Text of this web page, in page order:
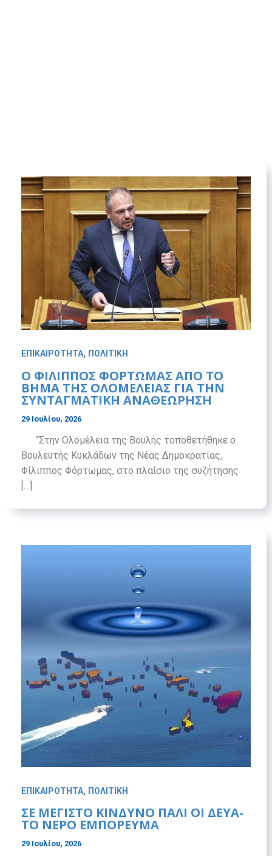
ΕΠΙΚΑΙΡΟΤΗΤΑ, ΠΟΛΙΤΙΚΗ
Ο ΦΊΛΙΠΠΟΣ ΦΌΡΤΩΜΑΣ ΑΠΌ ΤΟ
ΒΉΜΑ ΤΗΣ ΟΛΟΜΈΛΕΙΑΣ ΓΙΑ ΤΗΝ
ΣΥΝΤΑΓΜΑΤΙΚΉ ΑΝΑΘΕΏΡΗΣΗ
29 Ιουλίου, 2026
“Στην Ολομέλεια της Βουλής τοποθετήθηκε ο
Βουλευτής Κυκλάδων της Νέας Δημοκρατίας,
Φίλιππος Φόρτωμας, στο πλαίσιο της συζήτησης
ΕΠΙΚΑΙΡΟΤΗΤΑ, ΠΟΛΙΤΙΚΗ
ΣΕ ΜΈΓΙΣΤΟ ΚΊΝΔΥΝΟ ΠΆΛΙ ΟΙ ΔΕΥΑ-
ΤΟ ΝΕΡΌ ΕΜΠΌΡΕΥΜΑ
29 Ιουλίου, 2026